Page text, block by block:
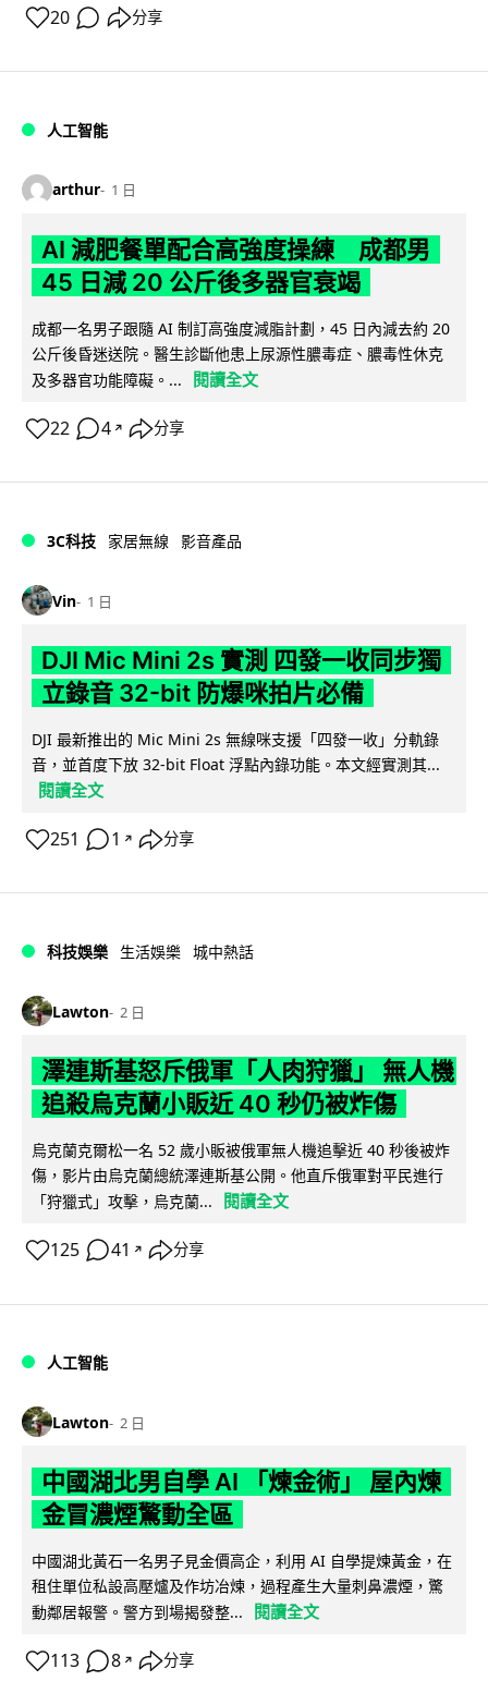
20 分享
人工智能
arthur 1 日
AI 減肥餐單配合高強度操練 成都男
45 日減 20 公斤後多器官衰竭
成都一名男子跟隨 AI 制訂高強度減脂計劃，45 日內減去約 20
公斤後昏迷送院。醫生診斷他患上尿源性膿毒症、膿毒性休克
及多器官功能障礙。...
閱讀全文
22 4 ↗ 分享
3C科技 家居無線 影音產品
Vin 1 日
DJI Mic Mini 2s 實測 四發一收同步獨
立錄音 32-bit 防爆咪拍片必備
DJI 最新推出的 Mic Mini 2s 無線咪支援「四發一收」分軌錄
音，並首度下放 32-bit Float 浮點內錄功能。本文經實測其...
閱讀全文
251 1 ↗ 分享
科技娛樂 生活娛樂 城中熱話
Lawton 2 日
澤連斯基怒斥俄軍「人肉狩獵」 無人機
追殺烏克蘭小販近 40 秒仍被炸傷
烏克蘭克爾松一名 52 歲小販被俄軍無人機追擊近 40 秒後被炸
傷，影片由烏克蘭總統澤連斯基公開。他直斥俄軍對平民進行
「狩獵式」攻擊，烏克蘭...
閱讀全文
125 41 ↗ 分享
人工智能
Lawton 2 日
中國湖北男自學 AI 「煉金術」 屋內煉
金冒濃煙驚動全區
中國湖北黃石一名男子見金價高企，利用 AI 自學提煉黃金，在
租住單位私設高壓爐及作坊冶煉，過程產生大量刺鼻濃煙，驚
動鄰居報警。警方到場揭發整...
閱讀全文
113 8 ↗ 分享